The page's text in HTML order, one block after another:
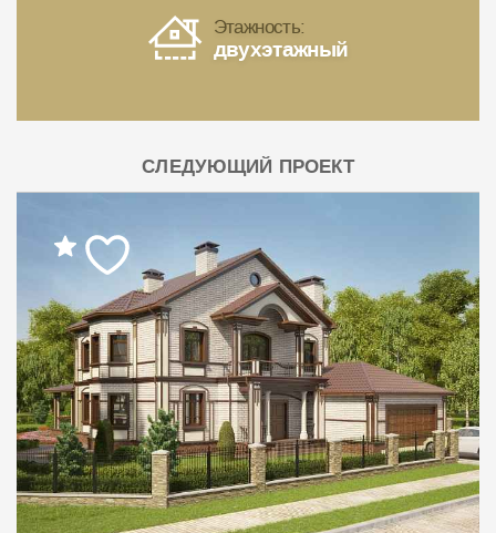
Этажность:
двухэтажный
СЛЕДУЮЩИЙ ПРОЕКТ